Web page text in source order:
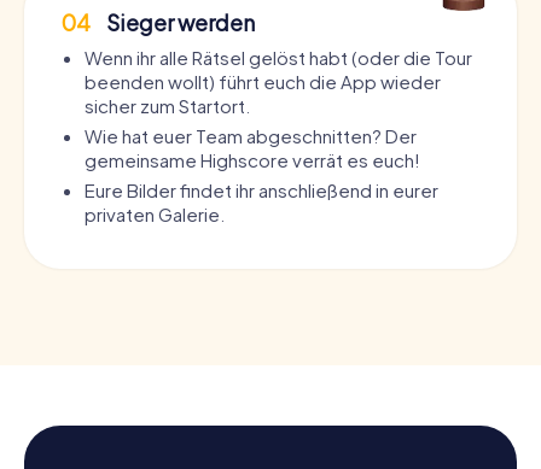
04 Sieger werden
Wenn ihr alle Rätsel gelöst habt (oder die Tour
beenden wollt) führt euch die App wieder
sicher zum Startort.
Wie hat euer Team abgeschnitten? Der
gemeinsame Highscore verrät es euch!
Eure Bilder findet ihr anschließend in eurer
privaten Galerie.